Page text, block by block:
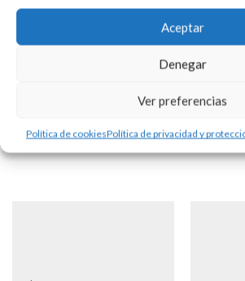
Aceptar
Denegar
Ver preferencias
Política de cookiesPolítica de privacidad y
Colgante redondo de 20 mm realizado en
cual se puede personalizar con la
Precio del grabado no incluido.
Productos